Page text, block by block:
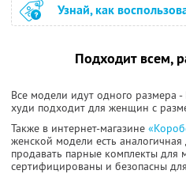
Узнай, как
Подходит всем,
Все модели идут одного размера -
худи подходит для женщин с
Также в интернет-магазине
женской модели есть аналогичная
продавать парные комплекты
сертифицированы и безопасны